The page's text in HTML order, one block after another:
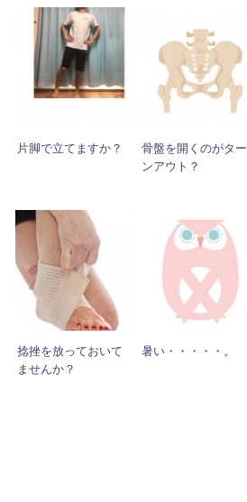
片脚で立てますか？
骨盤を開くのがター
ンアウト？
捻挫を放っておいて
ませんか？
暑い・・・・・。